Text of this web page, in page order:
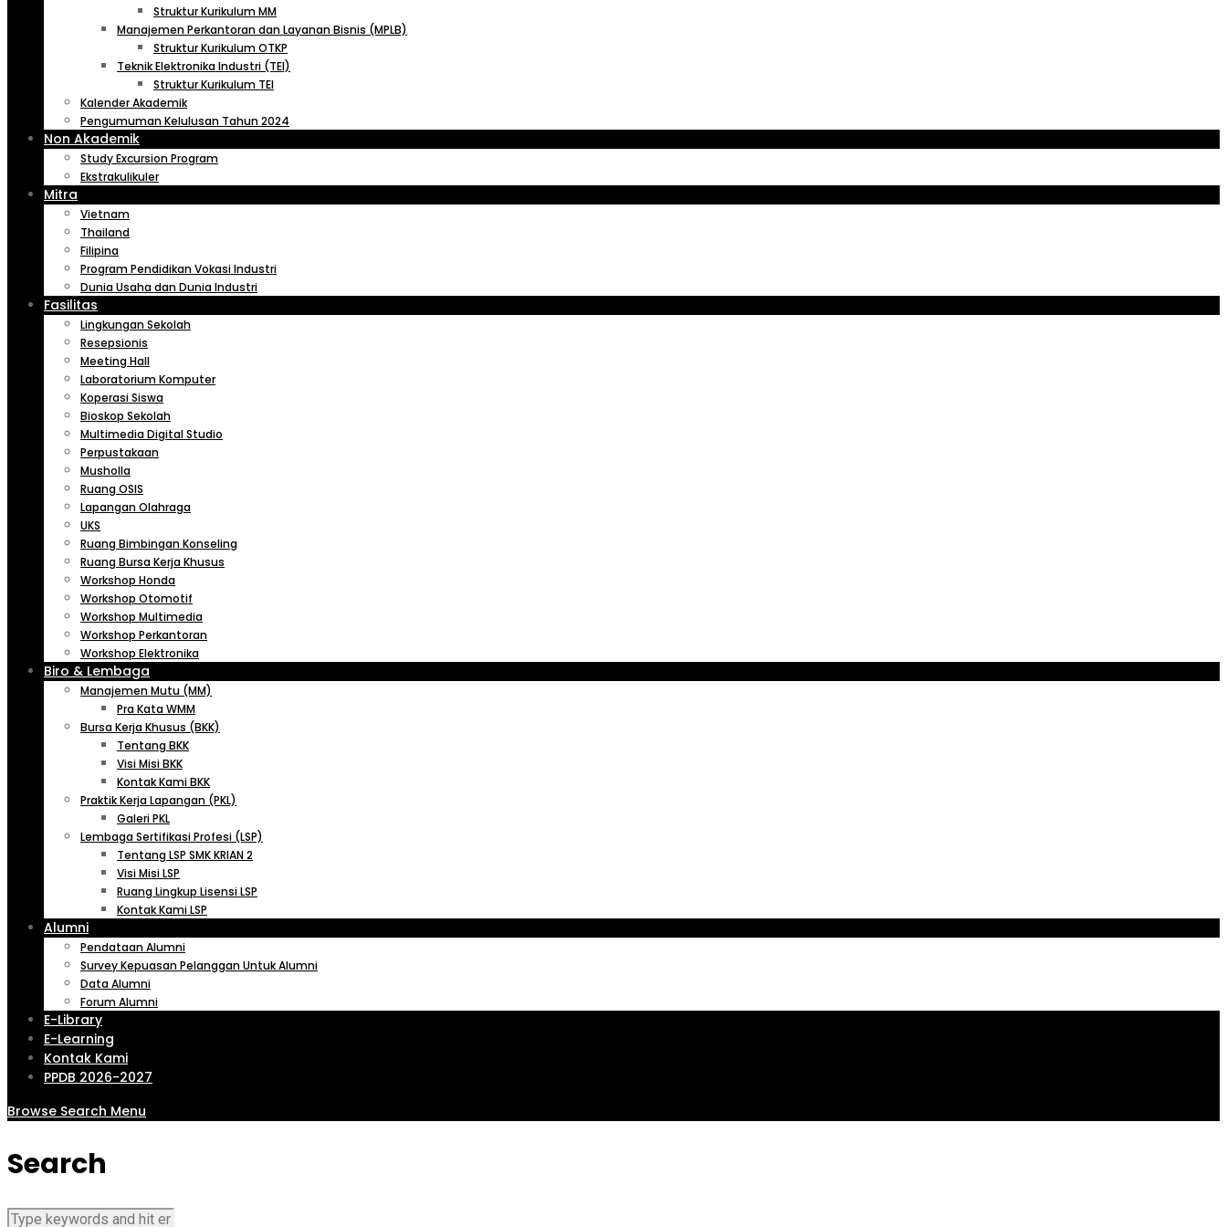
Struktur Kurikulum MM
Manajemen Perkantoran dan Layanan Bisnis (MPLB)
Struktur Kurikulum OTKP
Teknik Elektronika Industri (TEI)
Struktur Kurikulum TEI
Kalender Akademik
Pengumuman Kelulusan Tahun 2024
Non Akademik
Study Excursion Program
Ekstrakulikuler
Mitra
Vietnam
Thailand
Filipina
Program Pendidikan Vokasi Industri
Dunia Usaha dan Dunia Industri
Fasilitas
Lingkungan Sekolah
Resepsionis
Meeting Hall
Laboratorium Komputer
Koperasi Siswa
Bioskop Sekolah
Multimedia Digital Studio
Perpustakaan
Musholla
Ruang OSIS
Lapangan Olahraga
UKS
Ruang Bimbingan Konseling
Ruang Bursa Kerja Khusus
Workshop Honda
Workshop Otomotif
Workshop Multimedia
Workshop Perkantoran
Workshop Elektronika
Biro & Lembaga
Manajemen Mutu (MM)
Pra Kata WMM
Bursa Kerja Khusus (BKK)
Tentang BKK
Visi Misi BKK
Kontak Kami BKK
Praktik Kerja Lapangan (PKL)
Galeri PKL
Lembaga Sertifikasi Profesi (LSP)
Tentang LSP SMK KRIAN 2
Visi Misi LSP
Ruang Lingkup Lisensi LSP
Kontak Kami LSP
Alumni
Pendataan Alumni
Survey Kepuasan Pelanggan Untuk Alumni
Data Alumni
Forum Alumni
E-Library
E-Learning
Kontak Kami
PPDB 2026-2027
Browse Search Menu
Search